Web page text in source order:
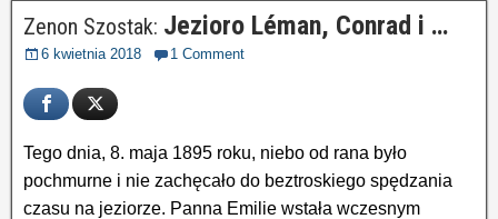
Zenon Szostak: Jezioro Léman, Conrad i …
6 kwietnia 2018 1 Comment
Tego dnia, 8. maja 1895 roku, niebo od rana było
pochmurne i nie zachęcało do beztroskiego spędzania
czasu na jeziorze. Panna Emilie wstała wczesnym